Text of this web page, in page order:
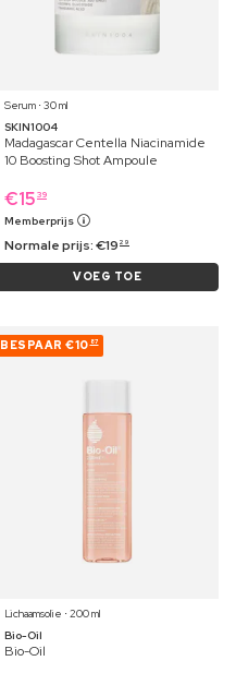
Serum ⋅ 30 ml
SKIN1004
Madagascar Centella Niacinamide
10 Boosting Shot Ampoule
€15 39
Memberprijs
Normale prijs:€19 29
VOEG TOE
BESPAAR €10 87
Lichaamsolie ⋅ 200 ml
Bio-Oil
Bio-Oil